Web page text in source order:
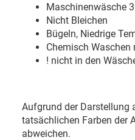
Maschinenwäsche
Nicht Bleichen
Bügeln, Niedrige
Chemisch Waschen
! nicht in den
Aufgrund der Darstellung
tatsächlichen Farben der
abweichen.